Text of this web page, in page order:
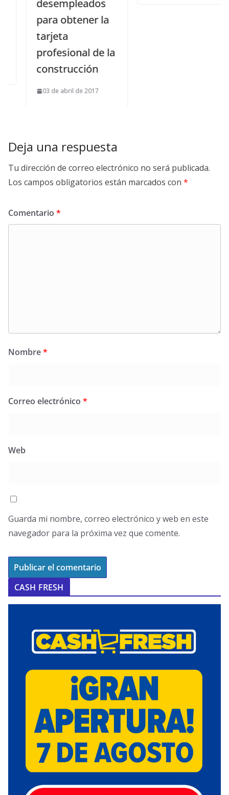
desempleados
para obtener la
tarjeta
profesional de la
construcción
03 de abril de 2017
Deja una respuesta
Tu dirección de correo electrónico no será publicada.
Los campos obligatorios están marcados con *
Comentario *
Nombre*
Correo electrónico *
Web
Guarda mi nombre, correo electrónico y web en este
navegador para la próxima vez que comente.
CASH FRESH